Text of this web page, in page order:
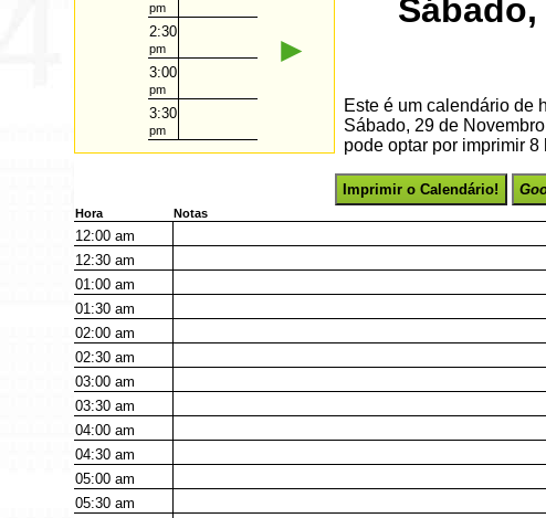
pm
2:30
pm
3:00
pm
3:30
pm
►
Este é um calendário de
Sábado, 29 de
pode optar por imprimir 8
Imprimir o Calendário!
Hora Notas
12:00am
12:30am
01:00am
01:30am
02:00am
02:30am
03:00am
03:30am
04:00am
04:30am
05:00am
05:30am